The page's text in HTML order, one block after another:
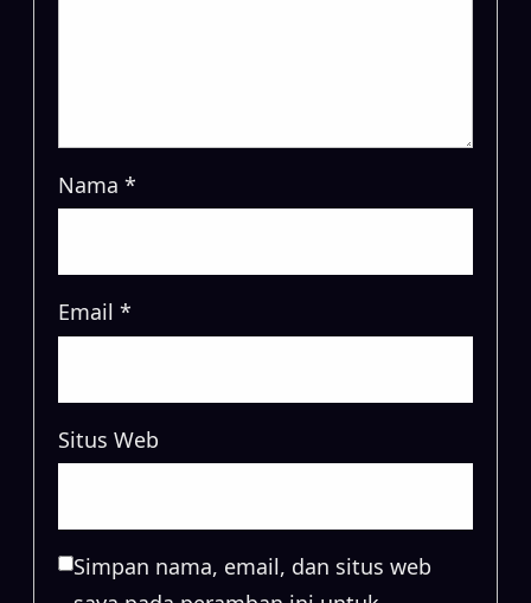
Nama *
Email *
Situs Web
Simpan nama, email, dan situs web